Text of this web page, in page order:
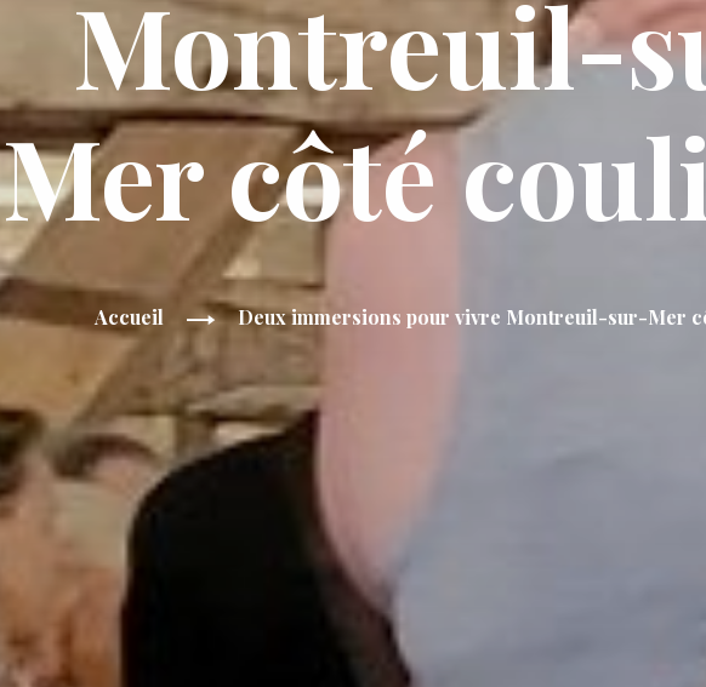
Montreuil-
Mer côté
Accueil Deux immersions pour vivre Montreuil-sur-Mer